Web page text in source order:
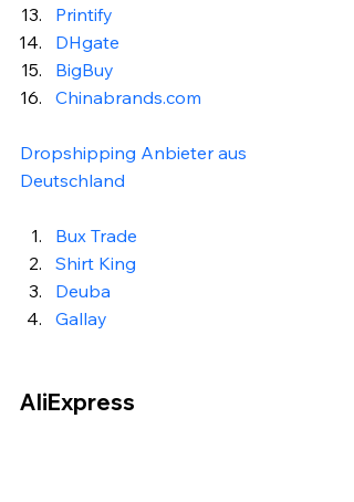
Printify
DHgate
BigBuy
Chinabrands.com
Dropshipping Anbieter aus
Deutschland
Bux Trade
Shirt King
Deuba
Gallay
AliExpress